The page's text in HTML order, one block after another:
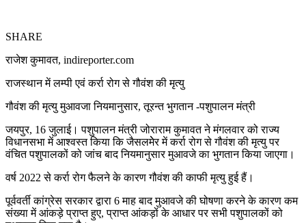
SHARE
राजेश कुमावत, indireporter.com
राजस्थान में लम्पी एवं कर्रा रोग से गौवंश की मृत्यु
गौवंश की मृत्यु मुआवजा नियमानुसार, तूरन्त भुगतान -पशुपालन मंत्री
जयपुर, 16 जुलाई। पशुपालन मंत्री जोराराम कुमावत ने मंगलवार को राज्य
विधानसभा में आश्वस्त किया कि जैसलमेेर में कर्रा रोग से गौवंश की मृत्यु पर
वंचित पशुपालकों को जांच बाद नियमानुसार मुआवजे का भुगतान किया जाएगा।
वर्ष 2022 से कर्रा रोग फैलने के कारण गौवंश की काफी मृत्यु हुई हैं।
पूर्ववर्ती कांग्रेस सरकार द्वारा 6 माह बाद मुआवजे की घोषणा करने के कारण कम
संख्या में आंकड़े प्राप्त हुए, प्राप्त आंकड़ों के आधार पर सभी पशुपालकों को